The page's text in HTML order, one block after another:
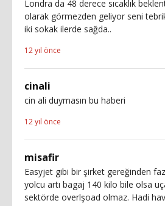
Londra da 48 derece sıcaklık
olarak görmezden geliyor seni
iki sokak ilerde sağda..
12 yıl önce
cinali
cin ali duymasın bu haberi
12 yıl önce
misafir
Easyjet gibi bir şirket gereğinden
yolcu artı bagaj 140 kilo bile olsa
sektörde overlşoad olmaz. Hadi